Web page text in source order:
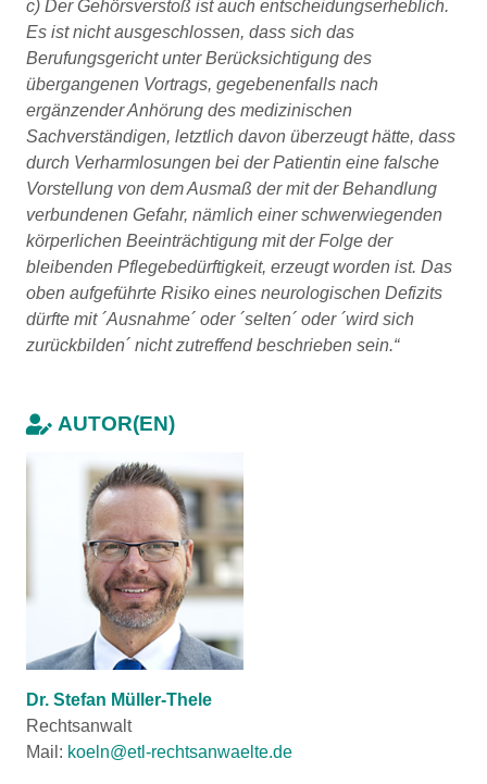
c) Der Gehörsverstoß ist auch entscheidungserheblich.
Es ist nicht ausgeschlossen, dass sich das
Berufungsgericht unter Berücksichtigung des
übergangenen Vortrags, gegebenenfalls nach
ergänzender Anhörung des medizinischen
Sachverständigen, letztlich davon überzeugt hätte, dass
durch Verharmlosungen bei der Patientin eine falsche
Vorstellung von dem Ausmaß der mit der Behandlung
verbundenen Gefahr, nämlich einer schwerwiegenden
körperlichen Beeinträchtigung mit der Folge der
bleibenden Pflegebedürftigkeit, erzeugt worden ist. Das
oben aufgeführte Risiko eines neurologischen Defizits
dürfte mit ´Ausnahme´ oder ´selten´ oder ´wird sich
zurückbilden´ nicht zutreffend beschrieben sein.“
AUTOR(EN)
Dr. Stefan Müller-Thele
Rechtsanwalt
Mail: koeln@etl-rechtsanwaelte.de